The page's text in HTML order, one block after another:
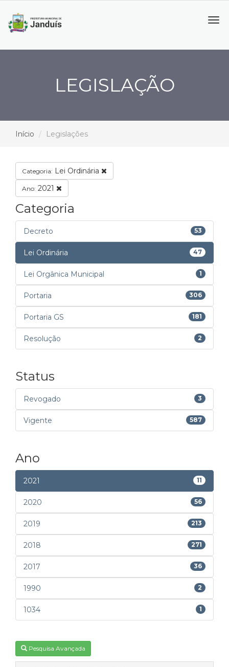
LEGISLAÇÃO
Início Legislações
Categoria: Lei Ordinária
Ano: 2021
Categoria
Decreto 53
Lei Ordinária 47
Lei Orgânica Municipal 1
Portaria 306
Portaria GS 181
Resolução 2
Status
Revogado 3
Vigente 587
Ano
2021 11
2020 56
2019 213
2018 271
2017 36
1990 2
1034 1
Pesquisa Avançada